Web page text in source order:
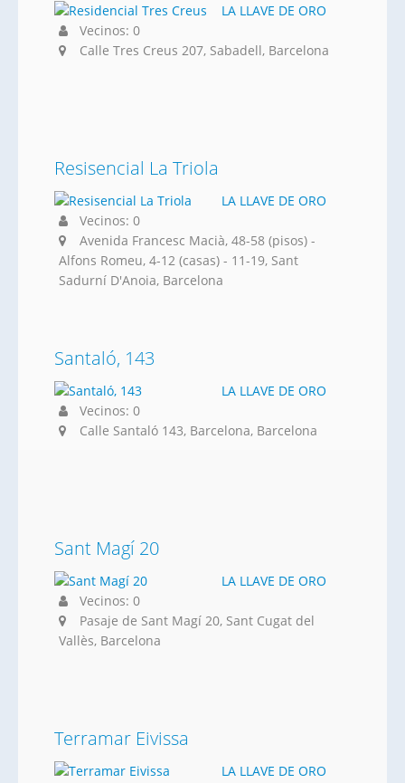
LA LLAVE DE ORO
Vecinos: 0
Calle Tres Creus 207, Sabadell, Barcelona
Resisencial La Triola
LA LLAVE DE ORO
Vecinos: 0
Avenida Francesc Macià, 48-58 (pisos) -
Alfons Romeu, 4-12 (casas) - 11-19, Sant
Sadurní D'Anoia, Barcelona
Santaló, 143
LA LLAVE DE ORO
Vecinos: 0
Calle Santaló 143, Barcelona, Barcelona
Sant Magí 20
LA LLAVE DE ORO
Vecinos: 0
Pasaje de Sant Magí 20, Sant Cugat del
Vallès, Barcelona
Terramar Eivissa
LA LLAVE DE ORO